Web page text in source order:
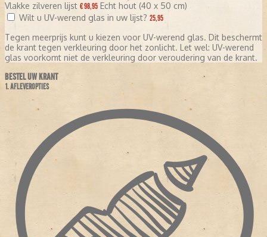
Vlakke zilveren lijst € 98,95 Echt hout (40 x 50 cm)
Wilt u UV-werend glas in uw lijst? 25,95
Tegen meerprijs kunt u kiezen voor UV-werend glas. Dit beschermt
de krant tegen verkleuring door het zonlicht. Let wel: UV-werend
glas voorkomt niet de verkleuring door veroudering van de krant.
BESTEL UW KRANT
1. AFLEVEROPTIES